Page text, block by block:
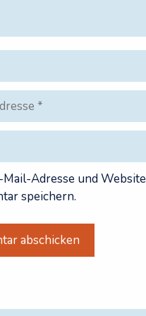
Mail-Adresse und
speichern.